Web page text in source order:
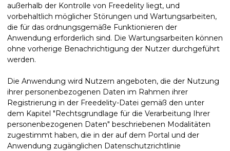
außerhalb der Kontrolle von Freedelity liegt, und
vorbehaltlich möglicher Störungen und Wartungsarbeiten,
die für das ordnungsgemäße Funktionieren der
Anwendung erforderlich sind. Die Wartungsarbeiten können
ohne vorherige Benachrichtigung der Nutzer durchgeführt
werden.
Die Anwendung wird Nutzern angeboten, die der Nutzung
ihrer personenbezogenen Daten im Rahmen ihrer
Registrierung in der Freedelity-Datei gemäß den unter
dem Kapitel "Rechtsgrundlage für die Verarbeitung Ihrer
personenbezogenen Daten" beschriebenen Modalitäten
zugestimmt haben, die in der auf dem Portal und der
Anwendung zugänglichen Datenschutzrichtlinie